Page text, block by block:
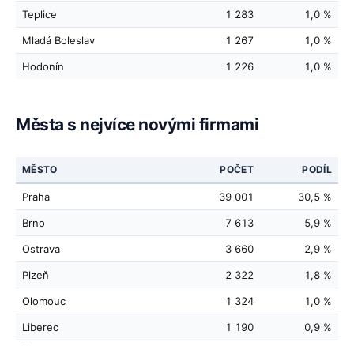
Teplice 1 283 1,0 %
Mladá Boleslav 1 267 1,0 %
Hodonín 1 226 1,0 %
Města s nejvíce novými firmami
MĚSTO POČET PODÍL
Praha 39 001 30,5 %
Brno 7 613 5,9 %
Ostrava 3 660 2,9 %
Plzeň 2 322 1,8 %
Olomouc 1 324 1,0 %
Liberec 1 190 0,9 %